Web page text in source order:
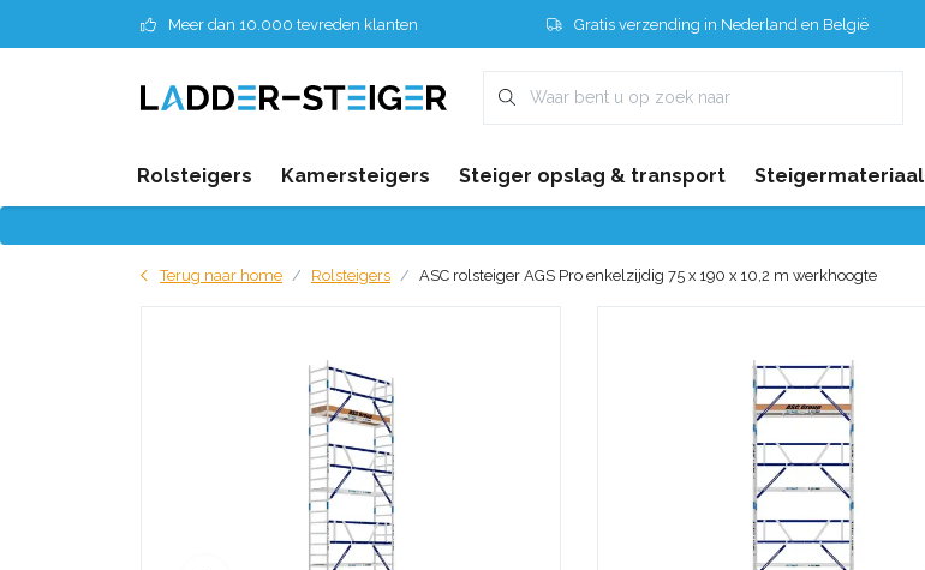
Meer dan 10.000 tevreden klanten Gratis verzending in Nederland en België
Rolsteigers Kamersteigers Steiger opslag & transport Steigermateriaal
Terug naar home Rolsteigers ASC rolsteiger AGS Pro enkelzijdig 75 x 190 x 10,2 m werkhoogte